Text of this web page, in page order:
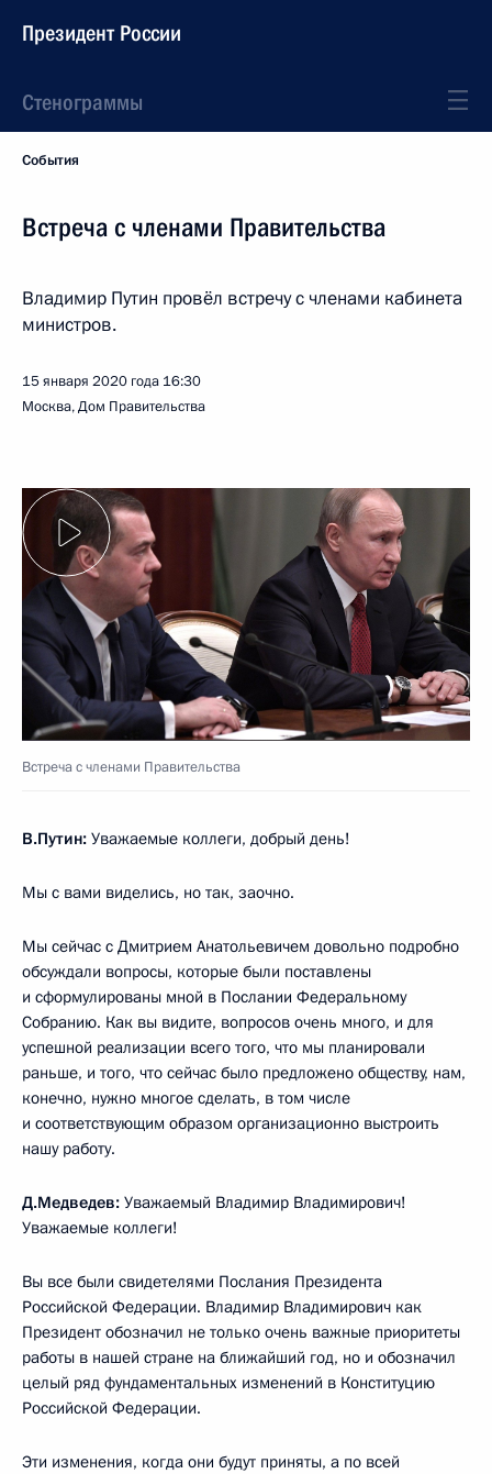
Президент России
Стенограммы
События
Встреча с членами Правительства
Владимир Путин провёл встречу с членами кабинета
министров.
15 января 2020 года 16:30
Москва, Дом Правительства
Встреча с членами Правительства
В.Путин: Уважаемые коллеги, добрый день!
Мы с вами виделись, но так, заочно.
Мы сейчас с Дмитрием Анатольевичем довольно подробно
обсуждали вопросы, которые были поставлены
и сформулированы мной в Послании Федеральному
Собранию. Как вы видите, вопросов очень много, и для
успешной реализации всего того, что мы планировали
раньше, и того, что сейчас было предложено обществу, нам,
конечно, нужно многое сделать, в том числе
и соответствующим образом организационно выстроить
нашу работу.
Д.Медведев: Уважаемый Владимир Владимирович!
Уважаемые коллеги!
Вы все были свидетелями Послания Президента
Российской Федерации. Владимир Владимирович как
Президент обозначил не только очень важные приоритеты
работы в нашей стране на ближайший год, но и обозначил
целый ряд фундаментальных изменений в Конституцию
Российской Федерации.
Эти изменения, когда они будут приняты, а по всей